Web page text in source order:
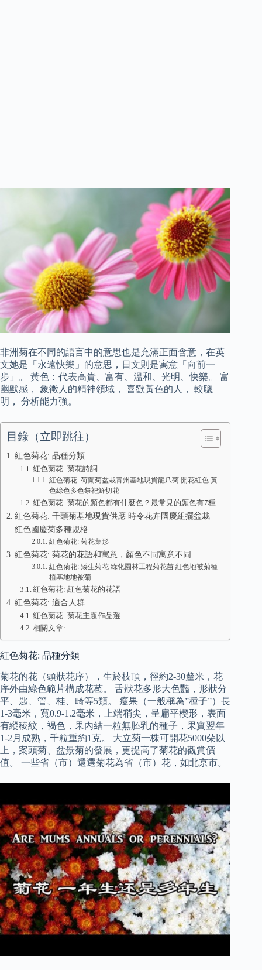
非洲菊在不同的語言中的意思也是充滿正面含意，在英
文她是「永遠快樂」的意思，日文則是寓意「向前一
步」。 黃色：代表高貴、富有、溫和、光明、快樂。 富
幽默感， 象徵人的精神領域， 喜歡黃色的人， 較聰
明， 分析能力強。
目錄（立即跳往）
紅色菊花: 品種分類
紅色菊花: 菊花詩詞
紅色菊花: 荷蘭菊盆栽青州基地現貨龍爪菊 開花紅色 黃
色綠色多色祭祀鮮切花
紅色菊花: 菊花的顏色都有什麼色？最常見的顏色有7種
紅色菊花: 千頭菊基地現貨供應 時令花卉國慶組擺盆栽
紅色國慶菊多種規格
紅色菊花: 菊花葉形
紅色菊花: 菊花的花語和寓意，顏色不同寓意不同
紅色菊花: 矮生菊花 綠化園林工程菊花苗 紅色地被菊種
植基地地被菊
紅色菊花: 紅色菊花的花語
紅色菊花: 適合人群
紅色菊花: 菊花主題作品選
相關文章:
紅色菊花: 品種分類
菊花的花（頭狀花序），生於枝頂，徑約2-30釐米，花
序外由綠色範片構成花苞。 舌狀花多形大色豔，形狀分
平、匙、管、桂、畸等5類。 瘦果（一般稱為”種子”）長
1-3毫米，寬0.9-1.2毫米，上端稍尖，呈扁平楔形，表面
有縱稜紋，褐色，果內結一粒無胚乳的種子，果實翌年
1-2月成熟，千粒重約1克。 大立菊一株可開花5000朵以
上，案頭菊、盆景菊的發展，更提高了菊花的觀賞價
值。 一些省（市）還選菊花為省（市）花，如北京市。